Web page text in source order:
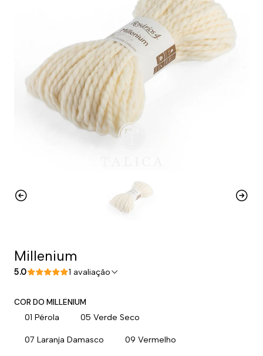
Millenium
5.0 1 avaliação
COR DO MILLENIUM
01 Pérola 05 Verde Seco
07 Laranja Damasco 09 Vermelho